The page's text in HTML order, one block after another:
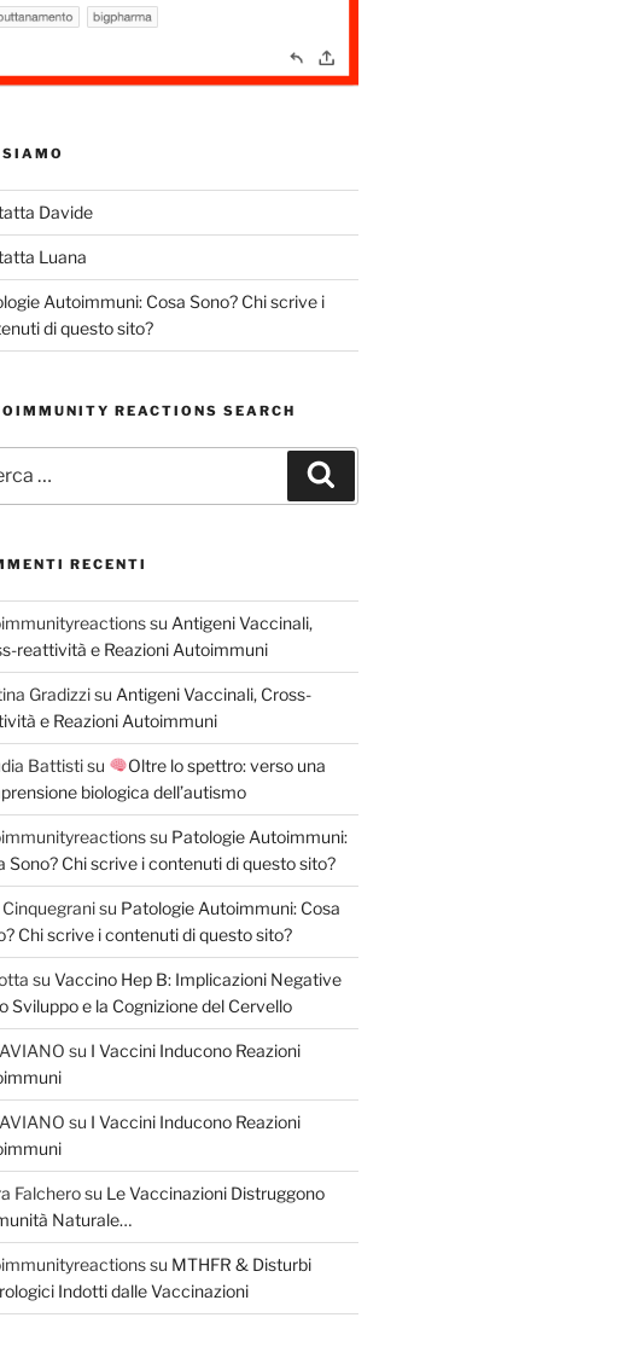
Davide
Luana
Autoimmuni: Cosa Sono? Chi scrive i
di questo sito?
REACTIONS SEARCH
RECENTI
su Antigeni Vaccinali,
reattività e Reazioni Autoimmuni
Gradizzisu Antigeni Vaccinali, Cross-
e Reazioni Autoimmuni
Battistisu
Oltre lo spettro: verso una
biologica dell’autismo
su Patologie Autoimmuni:
Sono? Chi scrive i contenuti di questo sito?
Cinquegranisu Patologie Autoimmuni: Cosa
Chi scrive i contenuti di questo sito?
su Vaccino Hep B: Implicazioni Negative
Sviluppo e la Cognizione del Cervello
su I Vaccini Inducono Reazioni
su I Vaccini Inducono Reazioni
Falcherosu Le Vaccinazioni Distruggono
Naturale…
su MTHFR & Disturbi
Indotti dalle Vaccinazioni